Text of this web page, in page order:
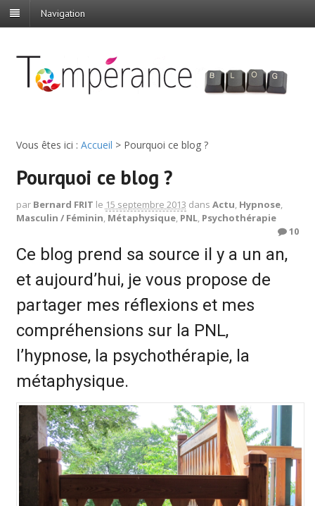
Navigation
Vous êtes ici : Accueil > Pourquoi ce blog ?
Pourquoi ce blog ?
par Bernard FRIT le 15 septembre 2013 dans Actu, Hypnose,
Masculin / Féminin, Métaphysique, PNL, Psychothérapie
10
Ce blog prend sa source il y a un an,
et aujourd’hui, je vous propose de
partager mes réflexions et mes
compréhensions sur la PNL,
l’hypnose, la psychothérapie, la
métaphysique.